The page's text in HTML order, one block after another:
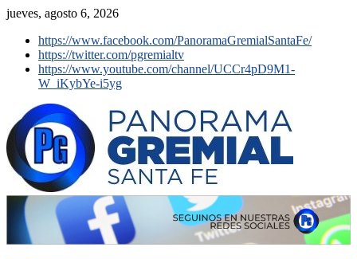
jueves, agosto 6, 2026
https://www.facebook.com/PanoramaGremialSantaFe/
https://twitter.com/pgremialtv
https://www.youtube.com/channel/UCCr4pD9M1-
W_iKybYe-i5yg